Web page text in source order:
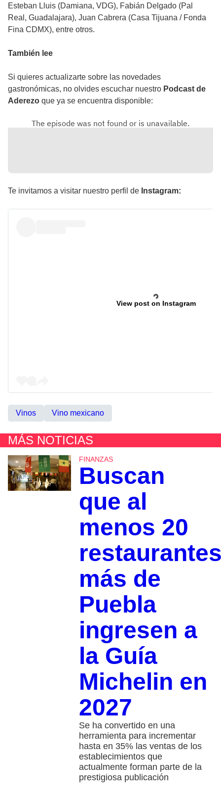
Esteban Lluis (Damiana, VDG), Fabián Delgado (Pal
Real, Guadalajara), Juan Cabrera (Casa Tijuana / Fonda
Fina CDMX), entre otros.
También lee
Si quieres actualizarte sobre las novedades
gastronómicas, no olvides escuchar nuestro Podcast de
Aderezo que ya se encuentra disponible:
Te invitamos a visitar nuestro perfil de Instagram:
View post on Instagram
Vinos Vino mexicano
MÁS NOTICIAS
FINANZAS
Buscan
que al
menos 20
más de
Puebla
ingresen a
la Guía
Michelin en
2027
Se ha convertido en una
herramienta para incrementar
hasta en 35% las ventas de los
establecimientos que
actualmente forman parte de la
prestigiosa publicación